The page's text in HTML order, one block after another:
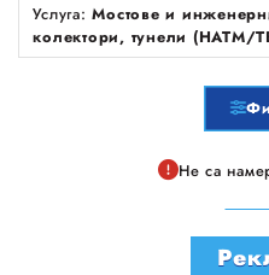
Услуга:Мостове и
колектори, тунели (НАТМ/
Не са